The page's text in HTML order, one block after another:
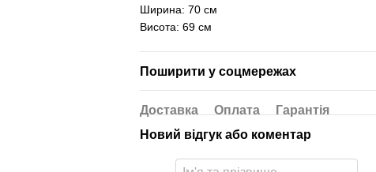
Ширина: 70 см
Висота: 69 см
Поширити у соцмережах
Доставка Оплата
Гарантія
Новий відгук або коментар